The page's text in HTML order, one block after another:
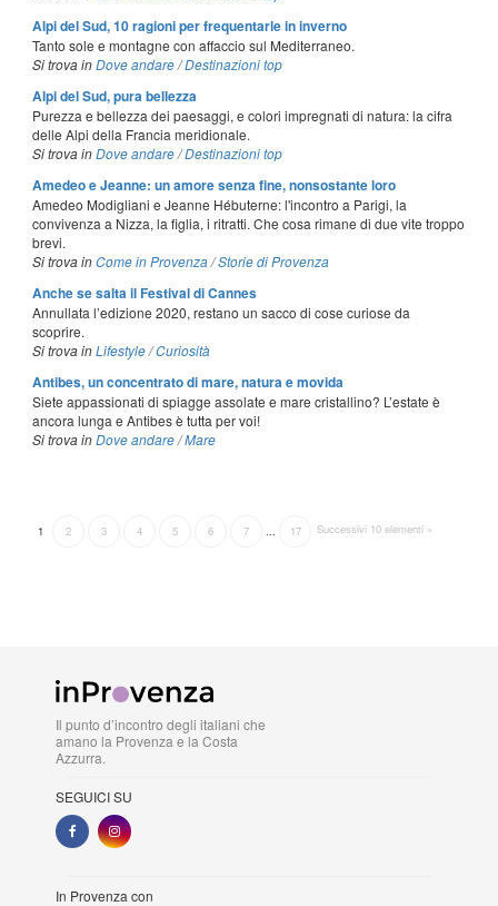
Alpi del Sud, 10 ragioni per frequentarle in inverno
Tanto sole e montagne con affaccio sul Mediterraneo.
Si trova in Dove andare /Destinazioni top
Alpi del Sud, pura bellezza
Purezza e bellezza dei paesaggi, e colori impregnati di natura: la cifra
delle Alpi della Francia meridionale.
Si trova in Dove andare /Destinazioni top
Amedeo e Jeanne: un amore senza fine, nonsostante loro
Amedeo Modigliani e Jeanne Hébuterne: l'incontro a Parigi, la
convivenza a Nizza, la figlia, i ritratti. Che cosa rimane di due vite troppo
brevi.
Si trova in Come in Provenza /Storie di Provenza
Anche se salta il Festival di Cannes
Annullata l’edizione 2020, restano un sacco di cose curiose da
scoprire.
Si trova in Lifestyle /Curiosità
Antibes, un concentrato di mare, natura e movida
Siete appassionati di spiagge assolate e mare cristallino? L’estate è
ancora lunga e Antibes è tutta per voi!
Si trova in Dove andare /Mare
Successivi 10 elementi »
1 2 3 4 5 6 7 ... 17
Il punto d’incontro degli italiani che
amano la Provenza e la Costa
Azzurra.
SEGUICI SU
In Provenza con